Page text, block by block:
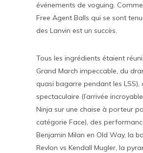
événements de voguing.
Free Agent Balls qui se sont
des Lanvin est un succès.
Tous les ingrédients étaient
Grand March impeccable, du
quasi bagarre pendant les LSS),
spectaculaire (l’arrivée
Ninja sur une chaise à porteur
catégorie Face), des
Benjamin Milan en Old Way, la
Revlon vs Kendall Mugler, la